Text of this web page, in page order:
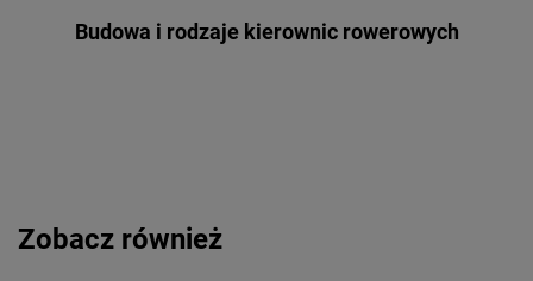
Budowa i rodzaje kierownic rowerowych
Zobacz również